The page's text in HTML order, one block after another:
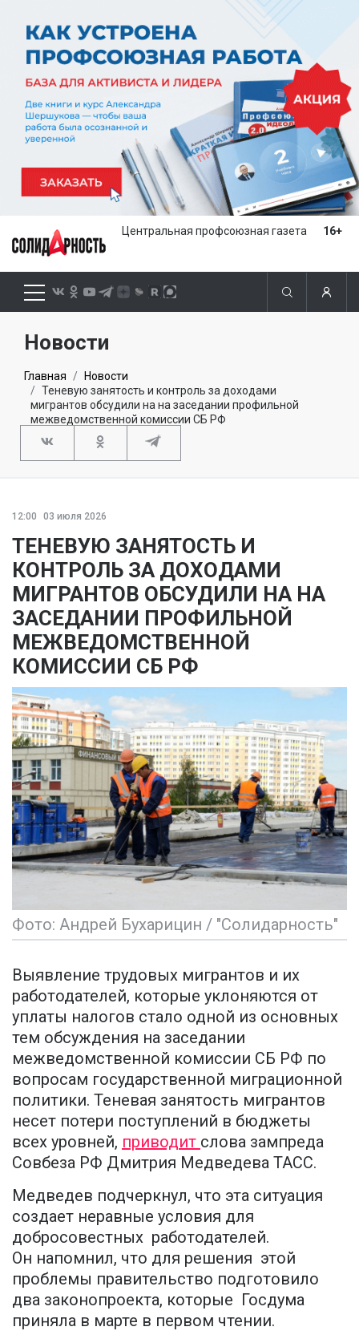
Центральная профсоюзная газета 16+
Новости
Главная
Новости
Теневую занятость и контроль за доходами
мигрантов обсудили на на заседании профильной
межведомственной комиссии СБ РФ
12:00 03 июля 2026
ТЕНЕВУЮ ЗАНЯТОСТЬ И
КОНТРОЛЬ ЗА ДОХОДАМИ
МИГРАНТОВ ОБСУДИЛИ НА НА
ЗАСЕДАНИИ ПРОФИЛЬНОЙ
МЕЖВЕДОМСТВЕННОЙ
КОМИССИИ СБ РФ
Фото: Андрей Бухарицин / "Солидарность"
Выявление трудовых мигрантов и их
работодателей, которые уклоняются от
уплаты налогов стало одной из основных
тем обсуждения на заседании
межведомственной комиссии СБ РФ по
вопросам государственной миграционной
политики. Теневая занятость мигрантов
несет потери поступлений в бюджеты
всех уровней, приводит слова зампреда
Совбеза РФ Дмитрия Медведева ТАСС.
Медведев подчеркнул, что эта ситуация
создает неравные условия для
добросовестных работодателей.
Он напомнил, что для решения этой
проблемы правительство подготовило
два законопроекта, которые Госдума
приняла в марте в первом чтении.